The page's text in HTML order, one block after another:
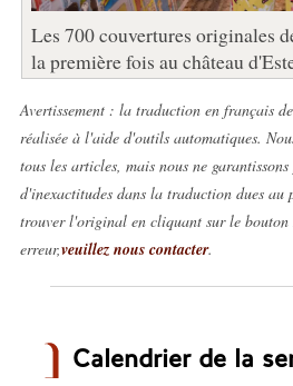
Les 700 couvertures originales
la première fois au château
Avertissement : la traduction en français
réalisée à l'aide d'outils automatiques.
tous les articles, mais nous ne
d'inexactitudes dans la traduction dues au
trouver l'original en cliquant sur le bouton
erreur,veuillez nous contacter.
Calendrier de la